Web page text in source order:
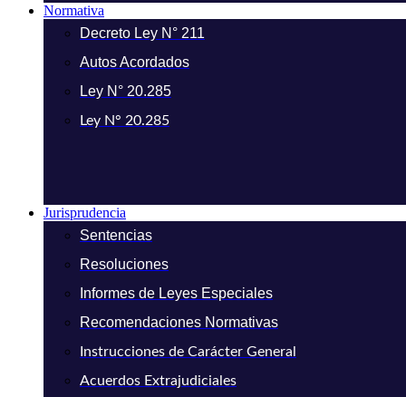
Normativa
Decreto Ley N° 211
Autos Acordados
Ley N° 20.285
Ley N° 20.285
Jurisprudencia
Sentencias
Resoluciones
Informes de Leyes Especiales
Recomendaciones Normativas
Instrucciones de Carácter General
Acuerdos Extrajudiciales